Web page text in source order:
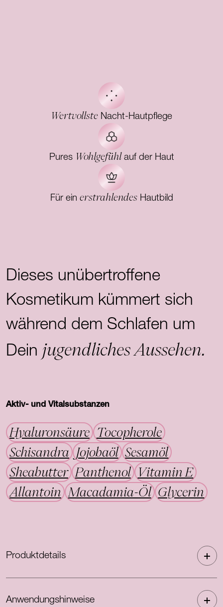
Wertvollste Nacht-Hautpflege
Pures Wohlgefühlauf der Haut
Für ein erstrahlendesHautbild
Dieses unübertroffene
Kosmetikum kümmert sich
während dem Schlafen um
Dein jugendliches Aussehen.
Aktiv- und Vitalsubstanzen
Hyaluronsäure
Tocopherole
Schisandra
Jojobaöl Sesamöl
Sheabutter
Panthenol
Vitamin E
Allantoin
Macadamia-Öl Glycerin
Produktdetails
Anwendungshinweise